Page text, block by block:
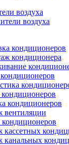
воздуха
воздуха
кондиционеров
кондиционера
кондиционеров
вентиляции